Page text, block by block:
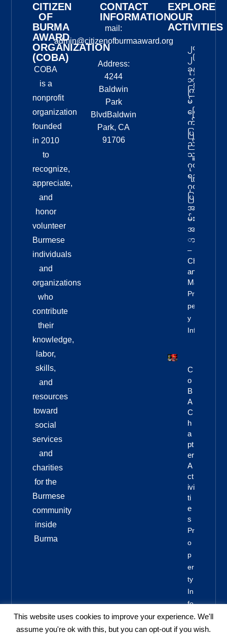
CITIZEN
OF
BURMA
AWARD
ORGANIZATION
(COBA)
COBA
is a
nonprofit
organization
founded
in 2010
to
recognize,
appreciate,
and
honor
volunteer
Burmese
individuals
and
organizations
who
contribute
their
knowledge,
labor,
skills,
and
resources
toward
social
services
and
charities
for the
Burmese
community
inside
Burma
CONTACT
INFORMATION
mail:
admin@citizenofburmaaward.org
Address:
4244
Baldwin
Park
BlvdBaldwin
Park, CA
91706
EXPLORE
OUR
ACTIVITIES
၂၀
၂၆
ခုနှစ်
၁၇
ကြိ
မ်
မြော
က်
ပြ
ည်
သူ့
ဂုဏ်
ရည်
ဂုဏ်
ပြုမှု
အခ
မ်း
အန
ား
–
Chi
Ang
Mai
Pro
Pert
Y
Info
C
O
B
A
C
H
A
Pt
Er
A
Ct
Ivi
Ti
E
S
Pr
O
P
Er
Ty
In
Fo
This website uses cookies to improve your experience. We'll
assume you're ok with this, but you can opt-out if you wish.